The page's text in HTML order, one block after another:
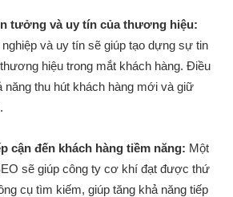
tưởng và uy tín của thương hiệu:
và uy tín sẽ giúp tạo dựng sự tin
hiệu trong mắt khách hàng. Điều
năng thu hút khách hàng mới và giữ
cận đến khách hàng tiềm năng: Một
sẽ giúp công ty cơ khí đạt được thứ
cụ tìm kiếm, giúp tăng khả năng tiếp